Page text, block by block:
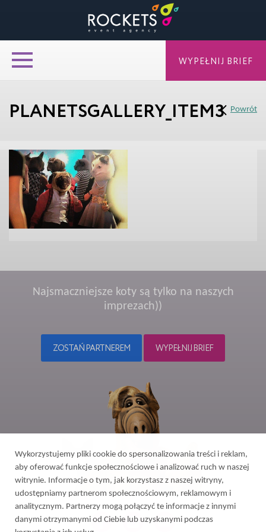
PLANETSGALLERY_ITEM3 Powrót
Najsmaczniejsze koty są tylko na naszych
imprezach))
ZOSTAŃ PARTNEREM WYPEŁNIJ BRIEF
WYPEŁNIJ BRIEF
Wykorzystujemy pliki cookie do spersonalizowania treści i reklam,
aby oferować funkcje społecznościowe i analizować ruch w naszej
witrynie. Informacje o tym, jak korzystasz z naszej witryny,
udostępniamy partnerom społecznościowym, reklamowym i
analitycznym. Partnerzy mogą połączyć te informacje z innymi
danymi otrzymanymi od Ciebie lub uzyskanymi podczas